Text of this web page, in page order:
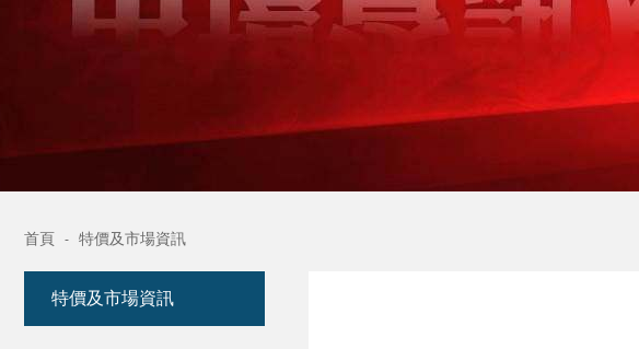
首頁 - 特價及市場資訊
特價及市場資訊